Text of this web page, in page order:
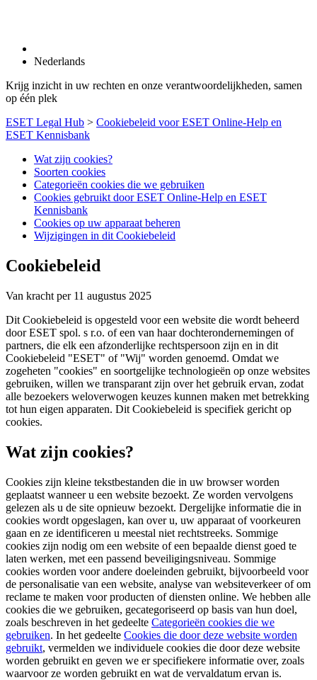
Nederlands
Krijg inzicht in uw rechten en onze verantwoordelijkheden, samen
op één plek
ESET Legal Hub > Cookiebeleid voor ESET Online-Help en
ESET Kennisbank
Wat zijn cookies?
Soorten cookies
Categorieën cookies die we gebruiken
Cookies gebruikt door ESET Online-Help en ESET
Kennisbank
Cookies op uw apparaat beheren
Wijzigingen in dit Cookiebeleid
Cookiebeleid
Van kracht per 11 augustus 2025
Dit Cookiebeleid is opgesteld voor een website die wordt beheerd
door ESET spol. s r.o. of een van haar dochterondernemingen of
partners, die elk een afzonderlijke rechtspersoon zijn en in dit
Cookiebeleid "ESET" of "Wij" worden genoemd. Omdat we
zogeheten "cookies" en soortgelijke technologieën op onze websites
gebruiken, willen we transparant zijn over het gebruik ervan, zodat
alle bezoekers weloverwogen keuzes kunnen maken met betrekking
tot hun eigen apparaten. Dit Cookiebeleid is specifiek gericht op
cookies.
Wat zijn cookies?
Cookies zijn kleine tekstbestanden die in uw browser worden
geplaatst wanneer u een website bezoekt. Ze worden vervolgens
gelezen als u de site opnieuw bezoekt. Dergelijke informatie die in
cookies wordt opgeslagen, kan over u, uw apparaat of voorkeuren
gaan en ze identificeren u meestal niet rechtstreeks. Sommige
cookies zijn nodig om een website of een bepaalde dienst goed te
laten werken, met een passend beveiligingsniveau. Sommige
cookies worden voor andere doeleinden gebruikt, bijvoorbeeld voor
de personalisatie van een website, analyse van websiteverkeer of om
reclame te maken voor producten of diensten online. We hebben alle
cookies die we gebruiken, gecategoriseerd op basis van hun doel,
zoals beschreven in het gedeelte Categorieën cookies die we
gebruiken. In het gedeelte Cookies die door deze website worden
gebruikt, vermelden we individuele cookies die door deze website
worden gebruikt en geven we er specifiekere informatie over, zoals
waarvoor ze worden gebruikt en wat de vervaldatum ervan is.